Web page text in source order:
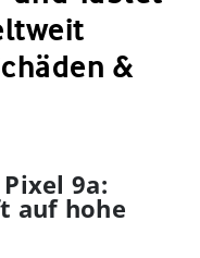
&
9a:
auf hohe